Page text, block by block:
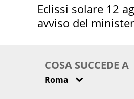
Eclissi solare 12
avviso del